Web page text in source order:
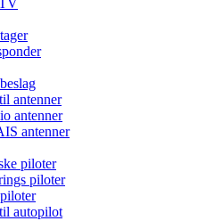
antenner
antenner
antenner
piloter
piloter
autopilot